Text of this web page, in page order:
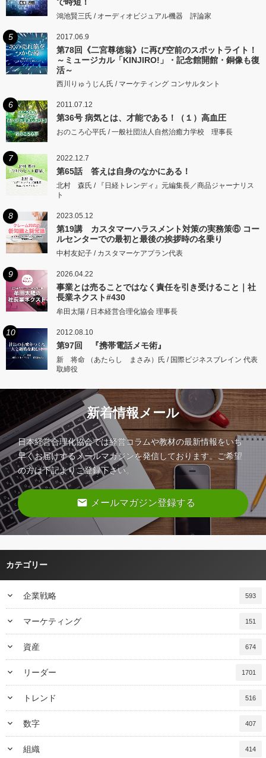
で時短！
鴻池賢三氏 / オーディオビジュアル機器 評論家
5 2017.06.9
第78回《二宮尊徳翁》に再び空前のスポットライト！
～ミュージカル「KINJIRO!」・記念館開館・銅像も復
活～
西川りゅうじん氏 / マーケティング コンサルタント
6 2011.07.12
第36号 病気とは、才能である！（１）高血圧
おのころ心平氏 / 一般社団法人自然治癒力学校 理事長
7 2022.12.7
第65話 答えは自身のなかにある！
北村 森氏 / 『日経トレンディ』元編集長／商品ジャーナリス
ト
8 2023.05.12
第19講 カスタマーハラスメント対策の実務策⑥ コー
ルセンターでの最初と最後の挨拶時の名乗り
中村友妃子 / カスタマーケアプラン代表
9 2026.04.22
事業とは売ることではなく責任を引き受けること｜社
長業ネクスト#430
牟田太陽 / 日本経営合理化協会 理事長
10 2012.08.10
第97回 『携帯電話メモ術』
新 将命 （あたらし まさみ）氏 / 国際ビジネスブレイン 代表
取締役
新着情報メール
日本経営合理化協会では経営コラムや教材の最新情報をいち
早くお届けするメールマガジンを発信しております。ご希望
の方は下記よりご登録下さい。
email メールマガジン登録する
カテゴリー
keyboard_arrow_down 企業戦略 593
keyboard_arrow_down マーケティング 151
keyboard_arrow_down 資産 674
keyboard_arrow_down リーダー 1701
keyboard_arrow_down トレンド 516
keyboard_arrow_down 数字 407
keyboard_arrow_down 組織 414